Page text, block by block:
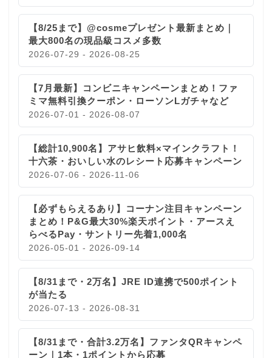
【8/25まで】@cosmeプレゼント最新まとめ｜
最大800名の現品級コスメ多数
2026-07-29 - 2026-08-25
【7月最新】コンビニキャンペーンまとめ！ファ
ミマ無料引換クーポン・ローソンLガチャなど
2026-07-01 - 2026-08-07
【総計10,900名】アサヒ飲料×マインクラフト！
十六茶・おいしい水のレシート応募キャンペーン
2026-07-06 - 2026-11-06
【必ずもらえるあり】コーナン注目キャンペーン
まとめ！P&G最大30%楽天ポイント・アースえ
らべるPay・サントリー先着1,000名
2026-05-01 - 2026-09-14
【8/31まで・2万名】JRE ID連携で500ポイント
が当たる
2026-07-13 - 2026-08-31
【8/31まで・合計3.2万名】ファンタQRキャンペ
ーン｜1本・1ポイントから応募